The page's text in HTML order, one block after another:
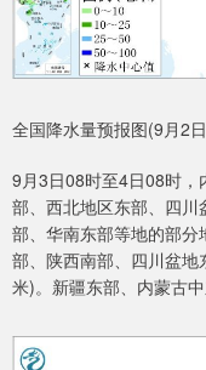
全国降水量预报图(9月2
9月3日08时至4日08时，
部、西北地区东部、四
部、华南东部等地的部
部、陕西南部、四川盆
米)。新疆东部、内蒙古